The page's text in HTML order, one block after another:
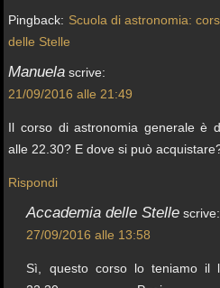
Pingback: Scuola di astronomia:
delle Stelle
Manuela scrive:
21/09/2016 alle 21:49
Il corso di astronomia generale è
alle 22.30? E dove si può
Rispondi
Accademia delle Stelle scrive:
27/09/2016 alle 13:58
Sì, questo corso lo teniamo il